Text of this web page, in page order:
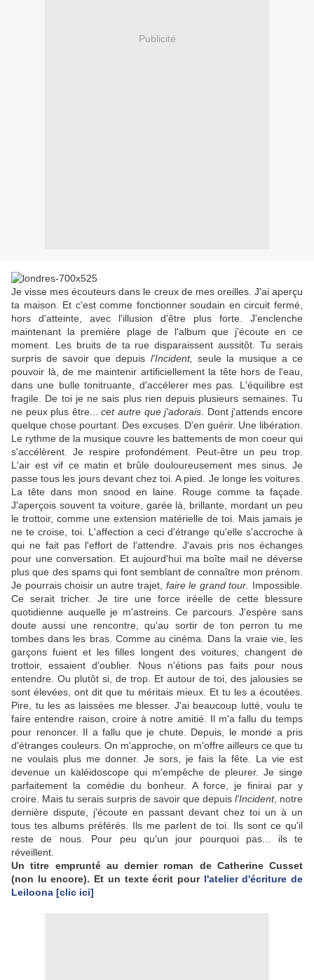
Publicité
Je visse mes écouteurs dans le creux de mes oreilles. J'ai aperçu
ta maison. Et c'est comme fonctionner soudain en circuit fermé,
hors d'atteinte, avec l'illusion d'être plus forte. J'enclenche
maintenant la première plage de l'album que j'écoute en ce
moment. Les bruits de ta rue disparaissent aussitôt. Tu serais
surpris de savoir que depuis l'Incident,
seule la musique a ce
pouvoir là, de me maintenir artificiellement la tête hors de l'eau,
dans une bulle tonitruante, d'accélerer mes pas. L'équilibre est
fragile. De toi je ne sais plus rien depuis plusieurs semaines. Tu
ne peux plus être...cet autre que j'adorais . Dont j'attends encore
quelque chose pourtant. Des excuses. D'en guérir. Une libération.
Le rythme de la musique couvre les battements de mon coeur qui
s'accélèrent. Je respire profondément. Peut-être un peu trop.
L'air est vif ce matin et brûle douloureusement mes sinus. Je
passe tous les jours devant chez toi. A pied. Je longe les voitures.
La tête dans mon snood en laine. Rouge comme ta façade.
J'aperçois souvent ta voiture, garée là, brillante, mordant un peu
le trottoir, comme une extension matérielle de toi. Mais jamais je
ne te croise, toi. L'affection a ceci d'étrange qu'elle s'accroche à
qui ne fait pas l'effort de l'attendre. J'avais pris nos échanges
pour une conversation. Et aujourd'hui ma boîte mail ne déverse
plus que des spams qui font semblant de connaître mon prénom.
Je pourrais choisir un autre trajet, faire le grand tour . Impossible.
Ce serait tricher. Je tire une force iréelle de cette blessure
quotidienne auquelle je m'astreins. Ce parcours. J'espère sans
doute aussi une rencontre, qu'au sortir de ton perron tu me
tombes dans les bras. Comme au cinéma. Dans la vraie vie, les
garçons fuient et les filles longent des voitures, changent de
trottoir, essaient d'oublier. Nous n'étions pas faits pour nous
entendre. Ou plutôt si, de trop. Et autour de toi, des jalousies se
sont élevées, ont dit que tu méritais mieux. Et tu les a écoutées.
Pire, tu les as laissées me blesser. J'ai beaucoup lutté, voulu te
faire entendre raison, croire à notre amitié. Il m'a fallu du temps
pour renoncer. Il a fallu que je chute. Depuis, le monde a pris
d'étranges couleurs. On m'approche, on m'offre ailleurs ce que tu
ne voulais plus me donner. Je sors, je fais la fête. La vie est
devenue un kaléidoscope qui m'empêche de pleurer. Je singe
parfaitement la comédie du bonheur. A force, je finirai par y
croire. Mais tu serais surpris de savoir que depuis l'Incident, notre
dernière dispute, j'écoute en passant devant chez toi un à un
tous tes albums préférés. Ils me parlent de toi. Ils sont ce qu'il
reste de nous. Pour peu qu'un jour pourquoi pas... ils te
réveillent.
Un titre emprunté au dernier roman de Catherine Cusset
(non lu encore). Et un texte écrit pour l'atelier d'écriture de
Leiloona [clic ici]